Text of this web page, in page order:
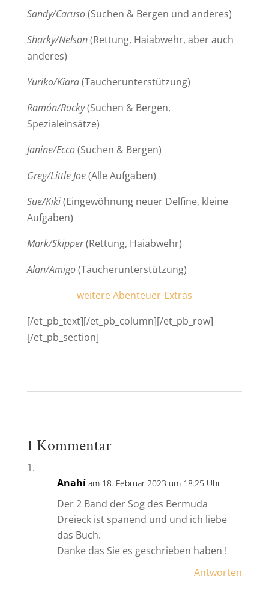
Sandy/Caruso(Suchen & Bergen und anderes)
Sharky/Nelson(Rettung, Haiabwehr, aber auch
anderes)
Yuriko/Kiara(Taucherunterstützung)
Ramón/Rocky(Suchen & Bergen,
Spezialeinsätze)
Janine/Ecco(Suchen & Bergen)
Greg/Little Joe(Alle Aufgaben)
Sue/Kiki(Eingewöhnung neuer Delfine, kleine
Aufgaben)
Mark/Skipper(Rettung, Haiabwehr)
Alan/Amigo(Taucherunterstützung)
weitere Abenteuer-Extras
[/et_pb_text][/et_pb_column][/et_pb_row]
[/et_pb_section]
1 Kommentar
Anahí am 18. Februar 2023 um 18:25 Uhr
Der 2 Band der Sog des Bermuda
Dreieck ist spanend und und ich liebe
das Buch.
Danke das Sie es geschrieben haben !
Antworten